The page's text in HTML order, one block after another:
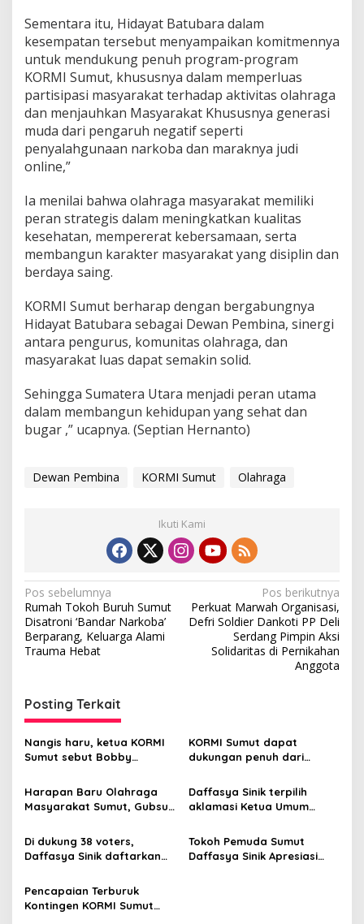
d
e
n
t
i
t
a
H
i
p
S
e
h
a
g
a
r
Sementara itu, Hidayat Batubara dalam
kesempatan tersebut menyampaikan komitmennya
untuk mendukung penuh program-program
KORMI Sumut, khususnya dalam memperluas
partisipasi masyarakat terhadap aktivitas olahraga
dan menjauhkan Masyarakat Khususnya generasi
muda dari pengaruh negatif seperti
penyalahgunaan narkoba dan maraknya judi
online,”
Ia menilai bahwa olahraga masyarakat memiliki
peran strategis dalam meningkatkan kualitas
kesehatan, mempererat kebersamaan, serta
membangun karakter masyarakat yang disiplin dan
berdaya saing.
KORMI Sumut berharap dengan bergabungnya
Hidayat Batubara sebagai Dewan Pembina, sinergi
antara pengurus, komunitas olahraga, dan
masyarakat luas dapat semakin solid.
Sehingga Sumatera Utara menjadi peran utama
dalam membangun kehidupan yang sehat dan
bugar ,” ucapnya. (Septian Hernanto)
Dewan Pembina KORMI Sumut Olahraga
Ikuti Kami
N
a
v
i
a
s
i
o
Pos sebelumnya
Rumah Tokoh Buruh Sumut
Disatroni ‘Bandar Narkoba’
Berparang, Keluarga Alami
Trauma Hebat
Pos berikutnya
Perkuat Marwah Organisasi,
Defri Soldier Dankoti PP Deli
Serdang Pimpin Aksi
Solidaritas di Pernikahan
Anggota
Posting Terkait
Nangis haru, ketua KORMI
Sumut sebut Bobby
Pembangunan Olahraga
Masyarakat
KORMI Sumut dapat
dukungan penuh dari
Harapan Baru Olahraga
Masyarakat Sumut, Gubsu
Pembiayaan FORNAS VIII
2025
Daffasya Sinik terpilih
aklamasi Ketua Umum
Baharuddin Siagian
Di dukung 38 voters,
Daffasya Sinik daftarkan
Komite Olahraga
Masyarakat Sumut
Tokoh Pemuda Sumut
Daffasya Sinik Apresiasi
Pencapaian Terburuk
Kontingen KORMI Sumut